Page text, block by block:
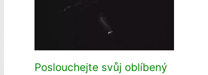
Poslouchejte svůj oblíbený